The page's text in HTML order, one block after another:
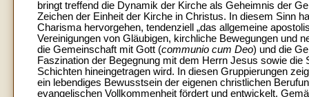
bringt treffend die Dynamik der Kirche als Geheimnis der
Zeichen der Einheit der Kirche in Christus. In diesem Sinn
Charisma hervorgehen, tendenziell „das allgemeine
Vereinigungen von Gläubigen, kirchliche Bewegungen und
die Gemeinschaft mit Gott (communio cum Deo) und die
Faszination der Begegnung mit dem Herrn Jesus sowie
Schichten hineingetragen wird. In diesen Gruppierungen
ein lebendiges Bewusstsein der eigenen christlichen
evangelischen Vollkommenheit fördert und entwickelt.